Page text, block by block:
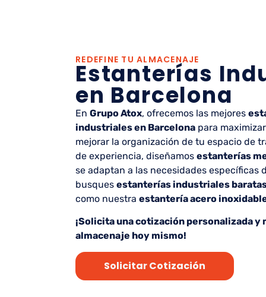
REDEFINE TU ALMACENAJE
Estanterías
en Barcelona
En Grupo Atox, ofrecemos las mejores
industriales en Barcelona para
mejorar la organización de tu espacio de
de experiencia, diseñamos estanterías
se adaptan a las necesidades específicas
busques estanterías industriales
como nuestra estantería acero
¡Solicita una cotización personalizada y
almacenaje hoy mismo!
Solicitar Cotización